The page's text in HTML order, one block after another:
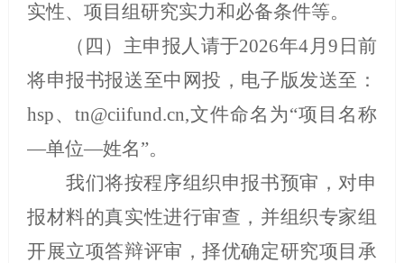
实性、项目组研究实力和必备条件等。
（四）主申报人请于2026年4月9 日前
将申报书报送至中网投，电子版发送至：
hsp、 tn@ciifund.cn,文件命名为“项目名称
—单位—姓名”。
我们将按程序组织申报书预审，对申
报材料的真实性进行审查，并组织专家组
开展立项答辩评审，择优确定研究项目承